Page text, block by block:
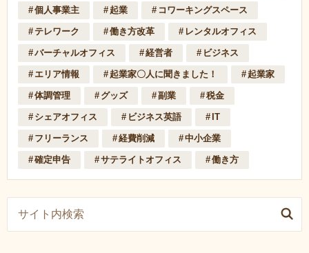
個人事業主 起業 コワーキングスペース
テレワーク 働き方改革 レンタルオフィス
バーチャルオフィス 経営者 ビジネス
エリア情報 起業家〇人に聞きました！ 起業家
体調管理 グッズ 副業 税金
シェアオフィス ビジネス英語 IT
フリーランス 経費削減 中小企業
確定申告 サテライトオフィス 働き方